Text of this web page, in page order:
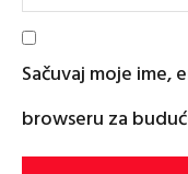
Sačuvaj moje ime,
browseru za